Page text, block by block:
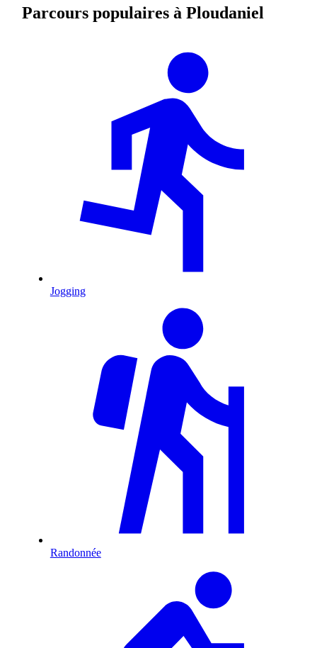
Parcours populaires à Ploudaniel
Jogging
Randonnée